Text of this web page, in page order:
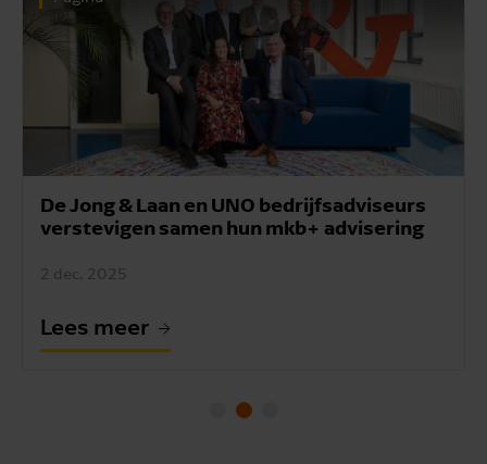
De Jong & Laan en UNO bedrijfsadviseurs
verstevigen samen hun mkb+ advisering
2 dec. 2025
Lees meer